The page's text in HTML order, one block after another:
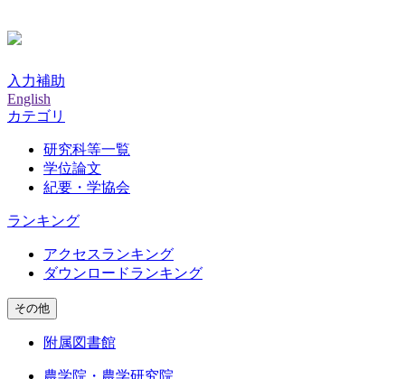
入力補助
English
カテゴリ
研究科等一覧
学位論文
紀要・学協会
ランキング
アクセスランキング
ダウンロードランキング
その他
附属図書館
農学院・農学研究院